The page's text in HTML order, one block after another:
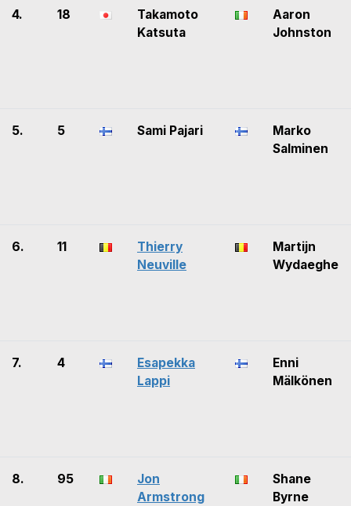
4. 18
Takamoto
Katsuta
Aaron
Johnston
5. 5 Sami Pajari
Marko
Salminen
6. 11
Thierry
Neuville
Martijn
Wydaeghe
7. 4
Esapekka
Lappi
Enni
Mälkönen
8. 95
Jon
Armstrong
Shane
Byrne